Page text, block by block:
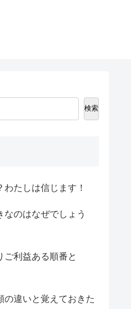
検索
たしは信じます！
なのはなぜでしょう
ご利益ある順番と
の違いと覚えておきた